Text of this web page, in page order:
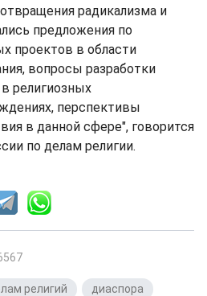
радикализма и
предложения по
проектов в области
вопросы разработки
религиозных
перспективы
в данной сфере", говорится
по делам религии.
религий диаспора